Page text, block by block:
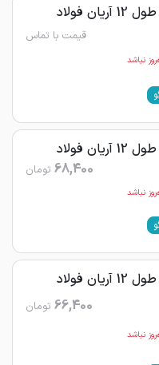
قیمت با تماس
نباشد
68,400 تومان
نباشد
66,400 تومان
نباشد